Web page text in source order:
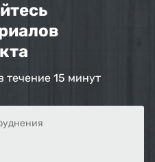
течение 15 минут